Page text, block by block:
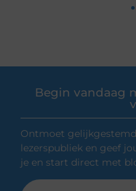
Begin vandaag
Ontmoet
lezerspubliek en geef
je en start direct met